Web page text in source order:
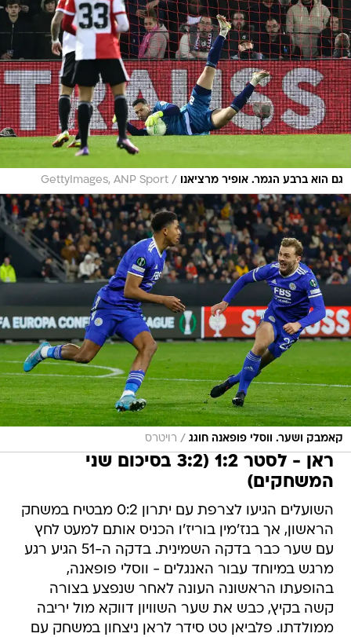
גם הוא ברבע הגמר. אופיר מרציאנו /
GettyImages, ANP Sport
קאמבק ושער. ווסלי פופאנה חוגג / רויטרס
ראן - לסטר 1:2 (3:2 בסיכום שני
המשחקים)
השועלים הגיעו לצרפת עם יתרון 0:2 מבטיח במשחק
הראשון, אך בנז'מין בוריז'ו הכניס אותם למעט לחץ
עם שער כבר בדקה השמינית. בדקה ה-51 הגיע רגע
מרגש במיוחד עבור האנגלים - ווסלי פופאנה,
בהופעתו הראשונה העונה לאחר שנפצע בצורה
קשה בקיץ, כבש את שער השוויון דווקא מול יריבה
ממולדתו. פלביאן טט סידר לראן ניצחון במשחק עם